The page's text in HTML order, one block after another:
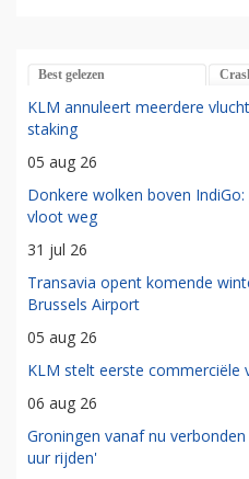
Best gelezen
KLM annuleert meerdere
staking
05 aug 26
Donkere wolken boven
vloot weg
31 jul 26
Transavia opent komende
Brussels Airport
05 aug 26
KLM stelt eerste commerciële
06 aug 26
Groningen vanaf nu
uur rijden'